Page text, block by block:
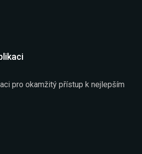
pro okamžitý přístup k nejlepším